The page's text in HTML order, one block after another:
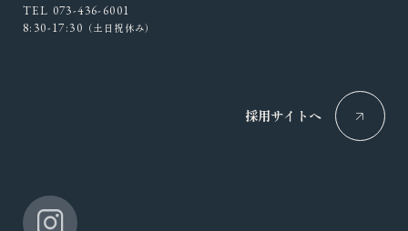
TEL 073-436-6001
8:30-17:30 （土日祝休み）
採用サイトへ